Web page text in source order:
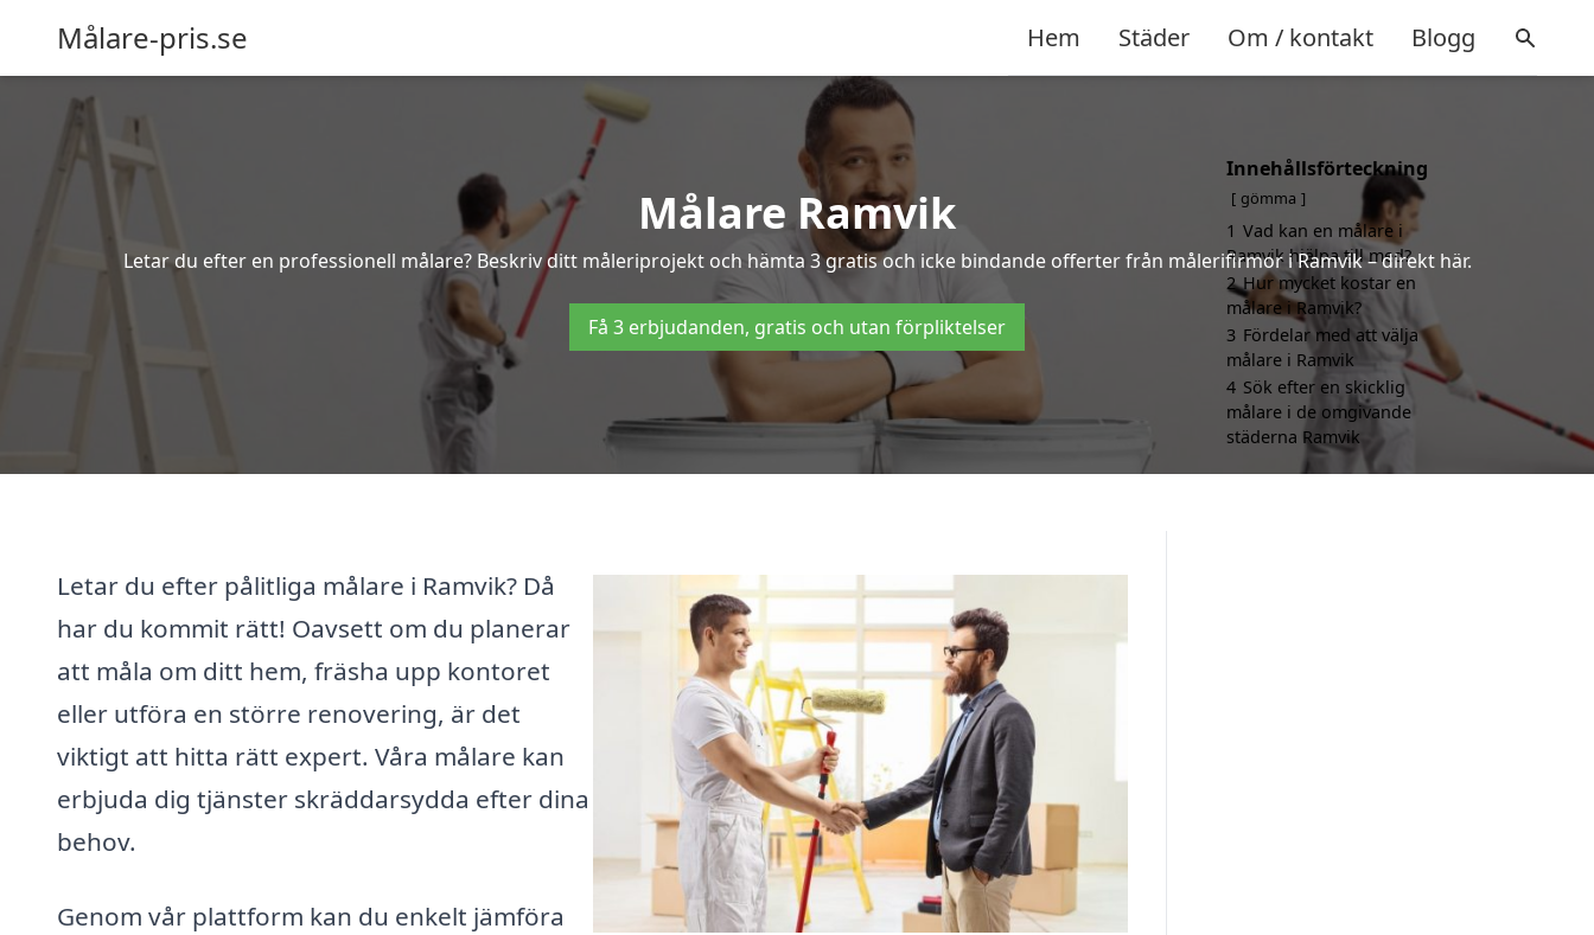
Målare-pris.se Hem Städer Om / kontakt Blogg
Målare Ramvik
Letar du efter en professionell målare? Beskriv ditt måleriprojekt och hämta 3 gratis och icke bindande offerter från målerifirmor i Ramvik – direkt här.
Få 3 erbjudanden, gratis och utan förpliktelser
Letar du efter pålitliga målare i Ramvik? Då
har du kommit rätt! Oavsett om du planerar
att måla om ditt hem, fräsha upp kontoret
eller utföra en större renovering, är det
viktigt att hitta rätt expert. Våra målare kan
erbjuda dig tjänster skräddarsydda efter dina
behov.
Genom vår plattform kan du enkelt jämföra
Innehållsförteckning
gömma
1 Vad kan en målare i
Ramvik hjälpa till med?
2 Hur mycket kostar en
målare i Ramvik?
3 Fördelar med att välja
målare i Ramvik
4 Sök efter en skicklig
målare i de omgivande
städerna Ramvik